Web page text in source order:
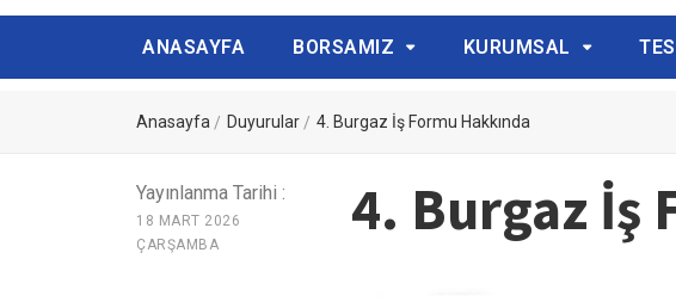
ANASAYFA BORSAMIZ KURUMSAL
Anasayfa Duyurular 4. Burgaz İş Formu Hakkında
Yayınlanma Tarihi :
18 MART 2026
ÇARŞAMBA
4. Burgaz İş